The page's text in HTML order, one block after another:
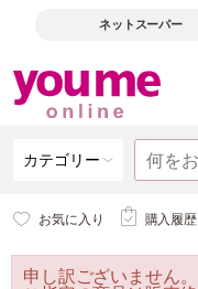
ネットスーパー
カテゴリー
お気に入り 購入履歴
申し訳ございません。